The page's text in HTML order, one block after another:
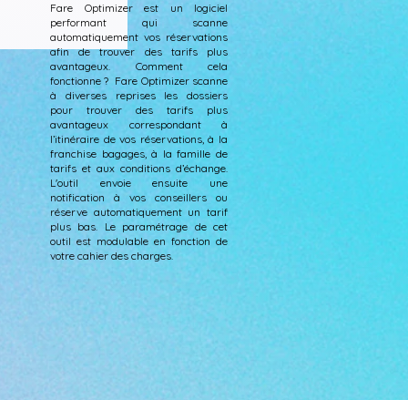
Fare Optimizer est un logiciel
performant qui scanne
automatiquement vos réservations
afin de trouver des tarifs plus
avantageux. Comment cela
fonctionne ? Fare Optimizer scanne
à diverses reprises les dossiers
pour trouver des tarifs plus
avantageux correspondant à
l’itinéraire de vos réservations, à la
franchise bagages, à la famille de
tarifs et aux conditions d’échange.
L'outil envoie ensuite une
notification à vos conseillers ou
réserve automatiquement un tarif
plus bas. Le paramétrage de cet
outil est modulable en fonction de
votre cahier des charges.